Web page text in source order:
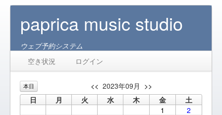
paprica music studio
ウェブ予約システム
空き状況
ログイン
本日 << 2023年09月 >>
日
月 火 水 木 金
土
1
2